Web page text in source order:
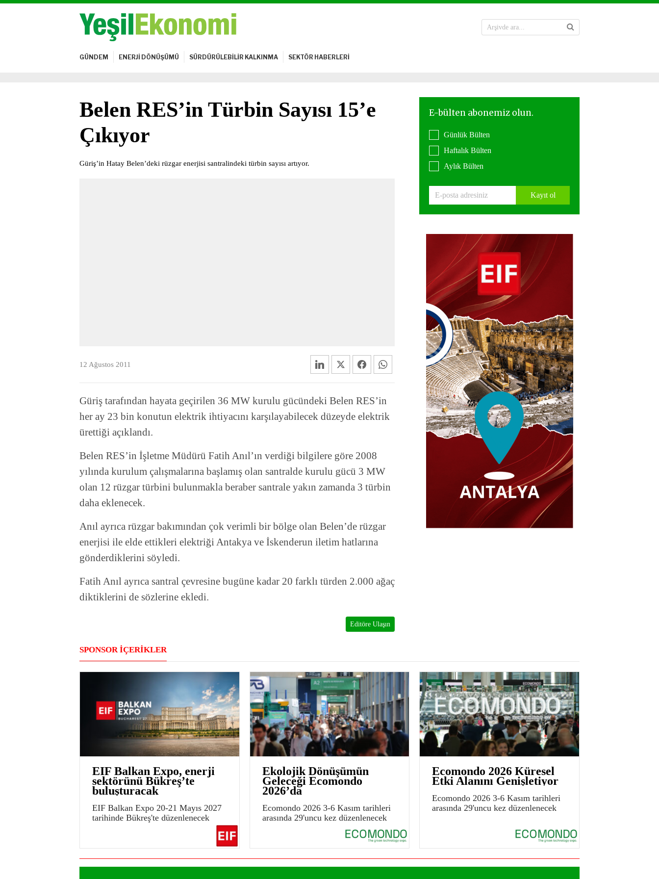
GÜNDEM ENERJİ DÖNÜŞÜMÜ SÜRDÜRÜLEBİLİR KALKINMA SEKTÖR HABERLERİ
Belen RES’in Türbin Sayısı 15’e
Çıkıyor
Güriş’in Hatay Belen’deki rüzgar enerjisi santralindeki türbin sayısı artıyor.
12 Ağustos 2011
Güriş tarafından hayata geçirilen 36 MW kurulu gücündeki Belen RES’in
her ay 23 bin konutun elektrik ihtiyacını karşılayabilecek düzeyde elektrik
ürettiği açıklandı.
Belen RES’in İşletme Müdürü Fatih Anıl’ın verdiği bilgilere göre 2008
yılında kurulum çalışmalarına başlamış olan santralde kurulu gücü 3 MW
olan 12 rüzgar türbini bulunmakla beraber santrale yakın zamanda 3 türbin
daha eklenecek.
Anıl ayrıca rüzgar bakımından çok verimli bir bölge olan Belen’de rüzgar
enerjisi ile elde ettikleri elektriği Antakya ve İskenderun iletim hatlarına
gönderdiklerini söyledi.
Fatih Anıl ayrıca santral çevresine bugüne kadar 20 farklı türden 2.000 ağaç
diktiklerini de sözlerine ekledi.
Editöre Ulaşın
Günlük Bülten
Haftalık Bülten
Aylık Bülten
Kayıt ol
SPONSOR İÇERİKLER
EIF Balkan Expo, enerji
sektörünü Bükreş’te
buluşturacak
EIF Balkan Expo 20-21 Mayıs 2027
tarihinde Bükreş'te düzenlenecek
Ekolojik Dönüşümün
Geleceği Ecomondo
2026’da
Ecomondo 2026 3-6 Kasım tarihleri
arasında 29'uncu kez düzenlenecek
Ecomondo 2026 Küresel
Etki Alanını Genişletiyor
Ecomondo 2026 3-6 Kasım tarihleri
arasında 29'uncu kez düzenlenecek